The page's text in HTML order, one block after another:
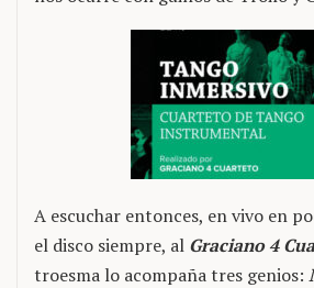
A escuchar entonces, en vivo en
el disco siempre, al Graciano 4
troesma lo acompaña tres genios: